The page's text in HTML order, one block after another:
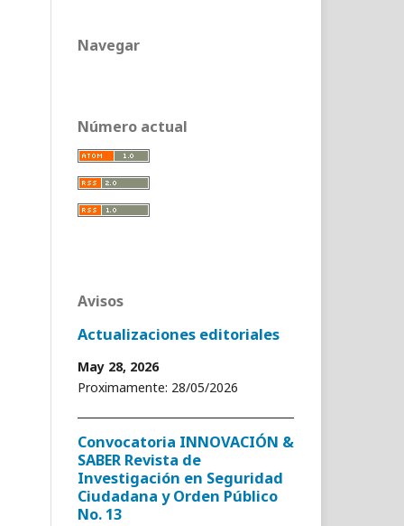
Navegar
Número actual
Avisos
Actualizaciones editoriales
May 28, 2026
Proximamente: 28/05/2026
Convocatoria INNOVACIÓN &
SABER Revista de
Investigación en Seguridad
Ciudadana y Orden Público
No. 13